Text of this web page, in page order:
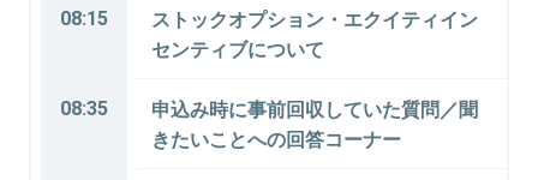
08:15
ストックオプション・エクイティイン
センティブについて
08:35
申込み時に事前回収していた質問／聞
きたいことへの回答コーナー